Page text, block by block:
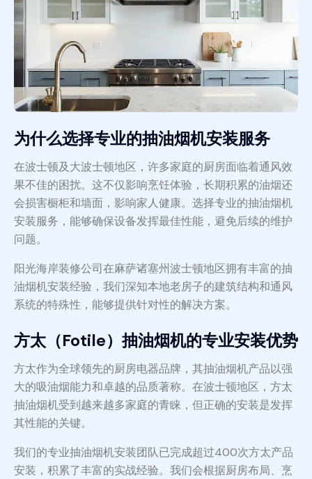
为什么选择专业的抽油烟机安装服务
在波士顿及大波士顿地区，许多家庭的厨房面临着通风效
果不佳的困扰。这不仅影响烹饪体验，长期积累的油烟还
会损害橱柜和墙面，影响家人健康。选择专业的抽油烟机
安装服务，能够确保设备发挥最佳性能，避免后续的维护
问题。
阳光海岸装修公司在麻萨诸塞州波士顿地区拥有丰富的抽
油烟机安装经验，我们深知本地老房子的建筑结构和通风
系统的特殊性，能够提供针对性的解决方案。
方太（Fotile）抽油烟机的专业安装优势
方太作为全球领先的厨房电器品牌，其抽油烟机产品以强
大的吸油烟能力和卓越的品质著称。在波士顿地区，方太
抽油烟机受到越来越多家庭的青睐，但正确的安装是发挥
其性能的关键。
我们的专业抽油烟机安装团队已完成超过400次方太产品
安装，积累了丰富的实战经验。我们会根据厨房布局、烹